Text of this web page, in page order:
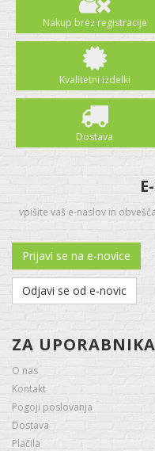
Nakup brez registracije
Kvalitetni izdelki
Dostava
vpišite vaš e-naslov in
Prijavi se na e-novice
Odjavi se od e-novic
ZA UPORABNIKA
O nas
Kontakt
Pogoji poslovanja
Dostava
Plačila